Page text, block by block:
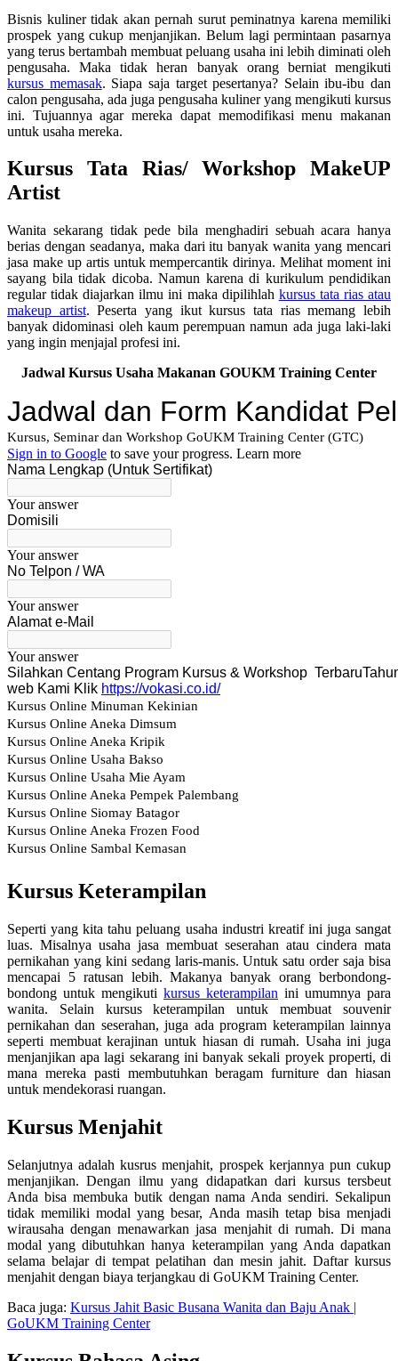
Bisnis kuliner tidak akan pernah surut peminatnya karena memiliki
prospek yang cukup menjanjikan. Belum lagi permintaan pasarnya
yang terus bertambah membuat peluang usaha ini lebih diminati oleh
pengusaha. Maka tidak heran banyak orang berniat mengikuti
kursus memasak. Siapa saja target pesertanya? Selain ibu-ibu dan
calon pengusaha, ada juga pengusaha kuliner yang mengikuti kursus
ini. Tujuannya agar mereka dapat memodifikasi menu makanan
untuk usaha mereka.
Kursus Tata Rias/ Workshop MakeUP
Artist
Wanita sekarang tidak pede bila menghadiri sebuah acara hanya
berias dengan seadanya, maka dari itu banyak wanita yang mencari
jasa make up artis untuk mempercantik dirinya. Melihat moment ini
sayang bila tidak dicoba. Namun karena di kurikulum pendidikan
regular tidak diajarkan ilmu ini maka dipilihlah kursus tata rias atau
makeup artist. Peserta yang ikut kursus tata rias memang lebih
banyak didominasi oleh kaum perempuan namun ada juga laki-laki
yang ingin menjajal profesi ini.
Jadwal Kursus Usaha Makanan GOUKM Training Center
Kursus Keterampilan
Seperti yang kita tahu peluang usaha industri kreatif ini juga sangat
luas. Misalnya usaha jasa membuat seserahan atau cindera mata
pernikahan yang kini sedang laris-manis. Untuk satu order saja bisa
mencapai 5 ratusan lebih. Makanya banyak orang berbondong-
bondong untuk mengikuti kursus keterampilan ini umumnya para
wanita. Selain kursus keterampilan untuk membuat souvenir
pernikahan dan seserahan, juga ada program keterampilan lainnya
seperti membuat kerajinan untuk hiasan di rumah. Usaha ini juga
menjanjikan apa lagi sekarang ini banyak sekali proyek properti, di
mana mereka pasti membutuhkan beragam furniture dan hiasan
untuk mendekorasi ruangan.
Kursus Menjahit
Selanjutnya adalah kusrus menjahit, prospek kerjannya pun cukup
menjanjikan. Dengan ilmu yang didapatkan dari kursus tersbeut
Anda bisa membuka butik dengan nama Anda sendiri. Sekalipun
tidak memiliki modal yang besar, Anda masih tetap bisa menjadi
wirausaha dengan menawarkan jasa menjahit di rumah. Di mana
modal yang dibutuhkan hanya keterampilan yang Anda dapatkan
selama belajar di tempat pelatihan dan mesin jahit. Daftar kursus
menjahit dengan biaya terjangkau di GoUKM Training Center.
Baca juga: Kursus Jahit Basic Busana Wanita dan Baju Anak |
GoUKM Training Center